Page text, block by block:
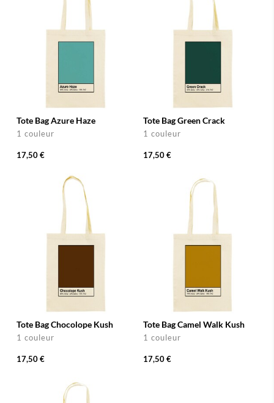
Tote Bag Azure Haze
1 couleur
17,50 €
Tote Bag Green Crack
1 couleur
17,50 €
Tote Bag Chocolope Kush
1 couleur
17,50 €
Tote Bag Camel Walk Kush
1 couleur
17,50 €